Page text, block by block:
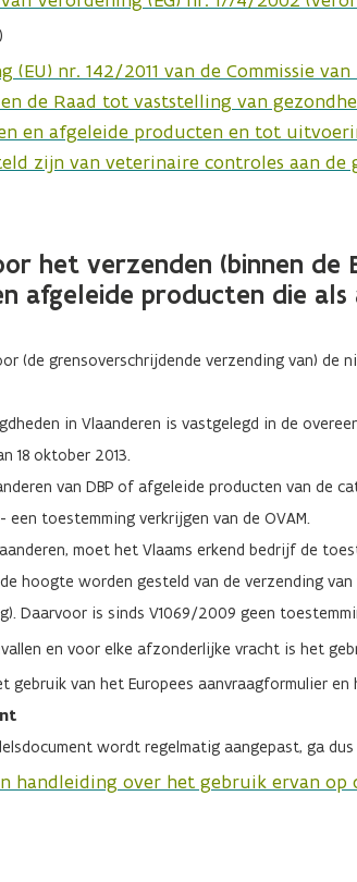
(EU) nr. 142/2011 van de Commissie
de Raad tot vaststelling van
en afgeleide producten en tot
zijn van veterinaire controles aan de
het verzenden (binnen de
afgeleide producten die
(de grensoverschrijdende verzending van)
in Vlaanderen is vastgelegd in de
18 oktober 2013.
van DBP of afgeleide producten van de
een toestemming verkrijgen van de OVAM.
moet het Vlaams erkend bedrijf de
hoogte worden gesteld van de verzending
Daarvoor is sinds V1069/2009 geen
en voor elke afzonderlijke vracht is het
gebruik van het Europees aanvraagformulier
wordt regelmatig aangepast, ga
handleiding over het gebruik ervan op